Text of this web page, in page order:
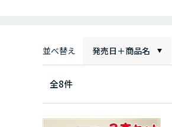
並べ替え 発売日＋商品名
全8件